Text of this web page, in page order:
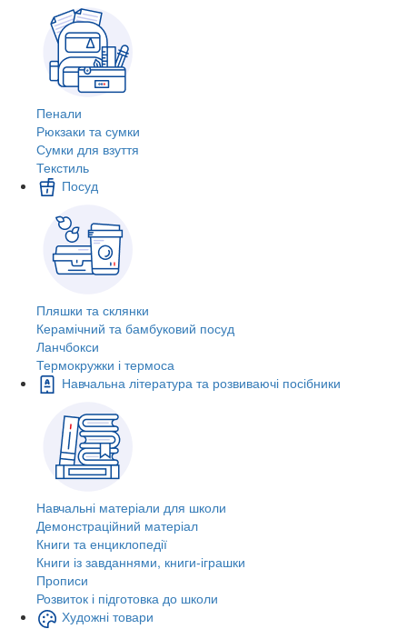
Пенали
Рюкзаки та сумки
Сумки для взуття
Текстиль
Посуд
Пляшки та склянки
Керамічний та бамбуковий посуд
Ланчбокси
Термокружки і термоса
Навчальна література та розвиваючі посібники
Навчальні матеріали для школи
Демонстраційний матеріал
Книги та енциклопедії
Книги із завданнями, книги-іграшки
Прописи
Розвиток і підготовка до школи
Художні товари